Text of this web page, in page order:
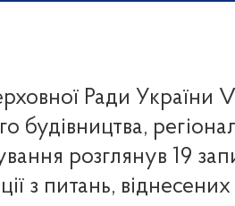
Ради України
будівництва,
розглянув 19
з питань,